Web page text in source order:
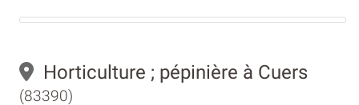
Horticulture ; pépinière à Cuers
(83390)